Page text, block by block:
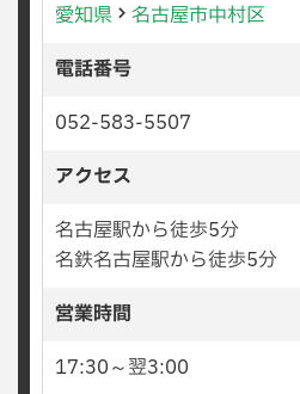
愛知県
名古屋市中村区
電話番号
052-583-5507
アクセス
名古屋駅から徒歩5分
名鉄名古屋駅から徒歩5分
営業時間
17:30～翌3:00